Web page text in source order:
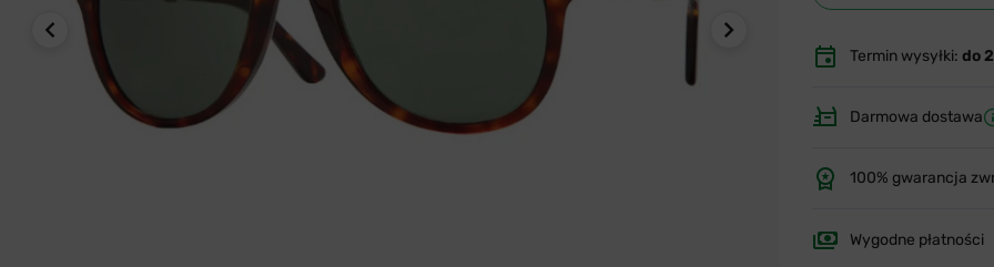
Termin wysyłki: do
Darmowa dostawa
100% gwarancja
Wygodne płatności